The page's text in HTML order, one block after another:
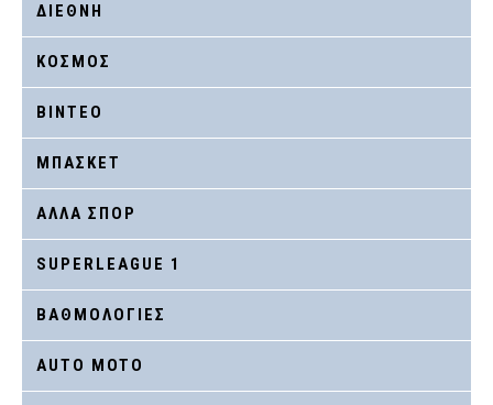
ΔΙΕΘΝΗ
ΚΟΣΜΟΣ
ΒΙΝΤΕΟ
ΜΠΑΣΚΕΤ
ΑΛΛΑ ΣΠΟΡ
SUPERLEAGUE 1
ΒΑΘΜΟΛΟΓΙΕΣ
AUTO MOTO